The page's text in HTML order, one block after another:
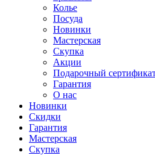
Колье
Посуда
Новинки
Мастерская
Скупка
Акции
Подарочный
Гарантия
О нас
Новинки
Скидки
Гарантия
Мастерская
Скупка